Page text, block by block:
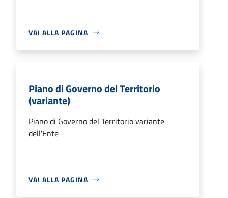
VAI ALLA PAGINA
Piano di Governo del Territorio
(variante)
Piano di Governo del Territorio variante
dell'Ente
VAI ALLA PAGINA